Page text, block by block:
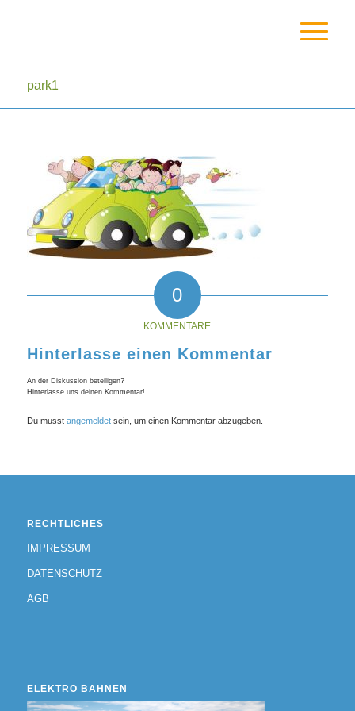
park1
0
KOMMENTARE
Hinterlasse einen Kommentar
An der Diskussion beteiligen?
Hinterlasse uns deinen Kommentar!
Du musst angemeldetsein, um einen Kommentar abzugeben.
RECHTLICHES
IMPRESSUM
DATENSCHUTZ
AGB
ELEKTRO BAHNEN